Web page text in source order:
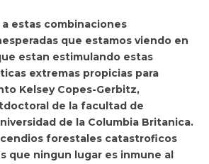
estas combinaciones
que estamos viendo en
estan estimulando estas
extremas propicias para
Kelsey Copes-Gerbitz,
de la facultad de
de la Columbia Britanica.
forestales catastroficos
que ningun lugar es inmune al